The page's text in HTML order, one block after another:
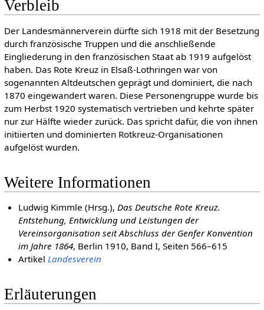
Verbleib
Der Landesmännerverein dürfte sich 1918 mit der Besetzung
durch französische Truppen und die anschließende
Eingliederung in den französischen Staat ab 1919 aufgelöst
haben. Das Rote Kreuz in Elsaß-Lothringen war von
sogenannten Altdeutschen geprägt und dominiert, die nach
1870 eingewandert waren. Diese Personengruppe wurde bis
zum Herbst 1920 systematisch vertrieben und kehrte später
nur zur Hälfte wieder zurück. Das spricht dafür, die von ihnen
initiierten und dominierten Rotkreuz-Organisationen
aufgelöst wurden.
Weitere Informationen
Ludwig Kimmle (Hrsg.), Das Deutsche Rote Kreuz.
Entstehung, Entwicklung und Leistungen der
Vereinsorganisation seit Abschluss der Genfer Kon­vention
im Jahre 1864, Berlin 1910, Band I, Seiten 566–615
Artikel Landesverein
Erläuterungen